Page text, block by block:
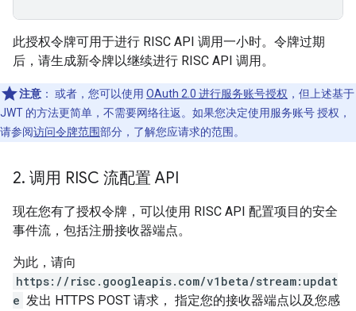
此授权令牌可用于进行 RISC API 调用一小时。令牌过期
后，请生成新令牌以继续进行 RISC API 调用。
注意 ： 或者，您可以使用 OAuth 2.0 进行服务账号授权 ，但上述基于
JWT 的方法更简单，不需要网络往返。如果您决定使用服务账号 授权，
请参阅访问令牌范围部分，了解您应请求的范围。
2. 调用 RISC 流配置 API
现在您有了授权令牌，可以使用 RISC API 配置项目的安全
事件流，包括注册接收器端点。
为此，请向
https://risc.googleapis.com/v1beta/stream:updat
e 发出 HTTPS POST 请求， 指定您的接收器端点以及您感